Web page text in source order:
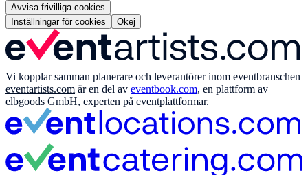
Avvisa frivilliga cookies
Inställningar för cookies
Okej
Vi kopplar samman planerare och leverantörer inom eventbranschen
eventartists.com är en del av eventbook.com, en plattform av
elbgoods GmbH, experten på eventplattformar.